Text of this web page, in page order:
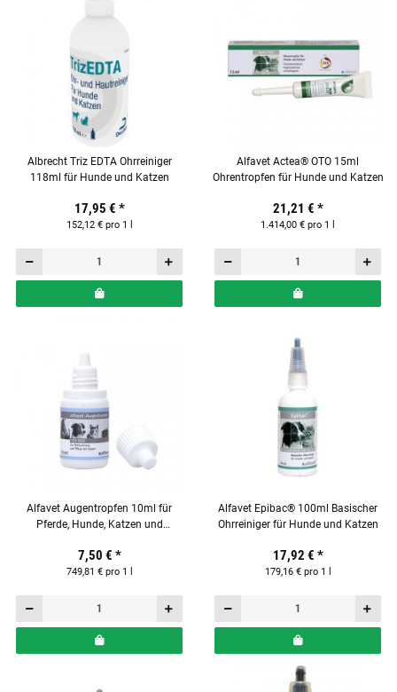
Albrecht Triz EDTA Ohrreiniger
118ml für Hunde und Katzen
17,95 € *
152,12 € pro 1 l
Alfavet Actea® OTO 15ml
Ohrentropfen für Hunde und Katzen
21,21 € *
1.414,00 € pro 1 l
Alfavet Augentropfen 10ml für
Pferde, Hunde, Katzen und
7,50 € *
749,81 € pro 1 l
Alfavet Epibac® 100ml Basischer
Ohrreiniger für Hunde und Katzen
17,92 € *
179,16 € pro 1 l